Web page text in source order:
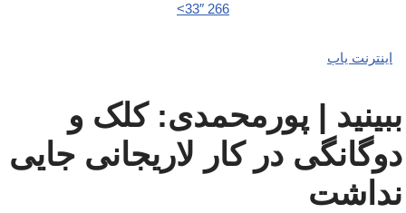
266 33″>
اینترنت یاب
ببینید | پورمحمدی: کلک و
دوگانگی در کار لاریجانی جایی
نداشت